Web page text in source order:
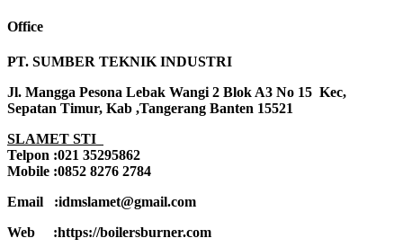
Office
PT. SUMBER TEKNIK INDUSTRI
Jl. Mangga Pesona Lebak Wangi 2 Blok A3 No 15 Kec,
Sepatan Timur, Kab ,Tangerang Banten 15521
SLAMET STI
Telpon :021 35295862
Mobile :0852 8276 2784
Email :idmslamet@gmail.com
Web :https://boilersburner.com